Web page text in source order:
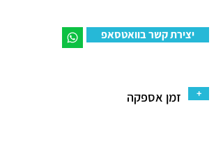
יצירת קשר בוואטסאפ
זמן אספקה +